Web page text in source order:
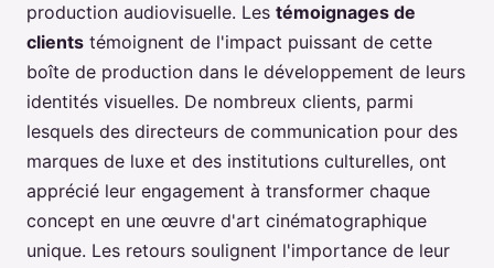
production audiovisuelle. Les témoignages de
clients témoignent de l'impact puissant de cette
boîte de production dans le développement de leurs
identités visuelles. De nombreux clients, parmi
lesquels des directeurs de communication pour des
marques de luxe et des institutions culturelles, ont
apprécié leur engagement à transformer chaque
concept en une œuvre d'art cinématographique
unique. Les retours soulignent l'importance de leur